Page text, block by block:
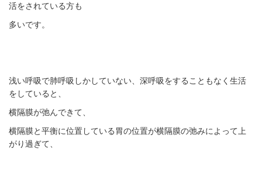
活をされている方も
多いです。
浅い呼吸で肺呼吸しかしていない、深呼吸をすることもなく生活
をしていると、
横隔膜が弛んできて、
横隔膜と平衡に位置している胃の位置が横隔膜の弛みによって上
がり過ぎて、